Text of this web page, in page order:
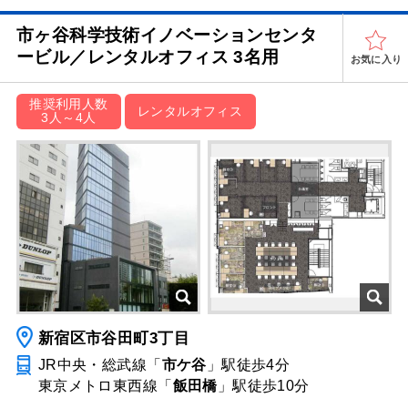
市ヶ谷科学技術イノベーションセンタ
ービル／レンタルオフィス 3名用
お気に入り
推奨利用人数
3人～4人
レンタルオフィス
新宿区市谷田町3丁目
JR中央・総武線「 市ケ谷 」駅徒歩4分
東京メトロ東西線「 飯田橋」駅徒歩10分